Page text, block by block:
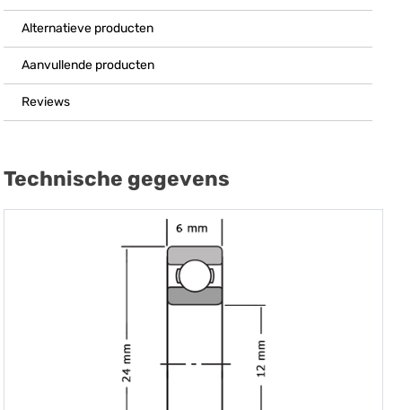
Alternatieve producten
Aanvullende producten
Reviews
Technische gegevens